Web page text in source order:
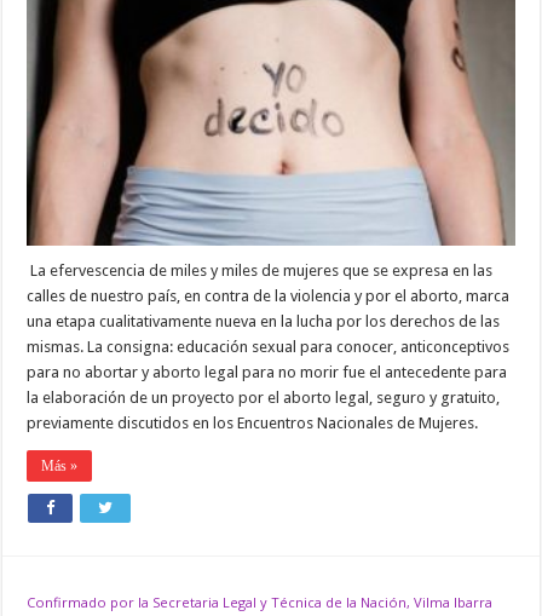
NUESTRO
CUERPO
La efervescencia de miles y miles de mujeres que se expresa en las
calles de nuestro país, en contra de la violencia y por el aborto, marca
una etapa cualitativamente nueva en la lucha por los derechos de las
mismas. La consigna: educación sexual para conocer, anticonceptivos
para no abortar y aborto legal para no morir fue el antecedente para
la elaboración de un proyecto por el aborto legal, seguro y gratuito,
previamente discutidos en los Encuentros Nacionales de Mujeres.
Más »
Confirmado por la Secretaria Legal y Técnica de la Nación, Vilma Ibarra